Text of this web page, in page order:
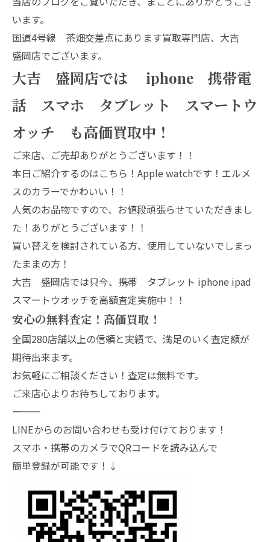
います。
国道4号線 茶畑交差点にあります買取専門店、大吉
盛岡店でございます。
大吉 盛岡店では iphone 携帯電
話 スマホ タブレット スマートウ
オッチ も高価買取中！
ご来店、ご売却ありがとうございます！！
本日ご紹介するのはこちら！Apple watchです！エルメ
スのカラーでかわいい！！
人気のお品物ですので、お値段頑張らせていただきまし
た！ありがとうございます！！
買い替えを検討されている方、使用していないでしまっ
たままの方！
大吉 盛岡店では只今、携帯 タブレット iphone ipad
スマートウオッチを高額査定実施中！！
安心の無料査定！高価買取！
全国280店舗以上の信頼と実績で、満足のいく査定額が
期待出来ます。
お気軽にご相談ください！査定は無料です。
ご来店心よりお待ちしております。
―――――――
LINEからのお問い合わせも受け付けております！
スマホ・携帯のカメラでQRコードを読み込んで
簡単登録が可能です！↓